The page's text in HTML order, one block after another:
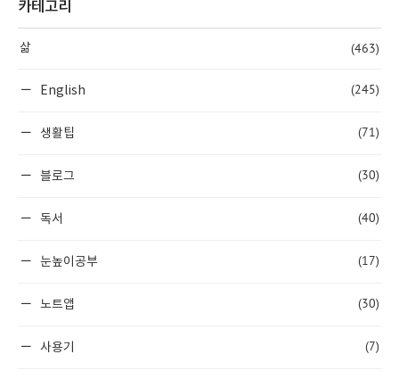
카테고리
삶 (463)
English (245)
생활팁 (71)
블로그 (30)
독서 (40)
눈높이공부 (17)
노트앱 (30)
사용기 (7)